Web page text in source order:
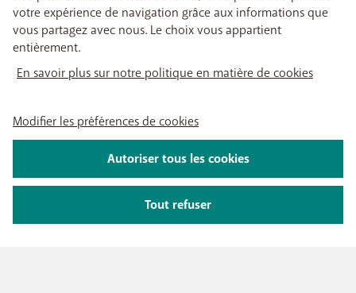
votre expérience de navigation grâce aux informations que
vous partagez avec nous. Le choix vous appartient
entièrement.
En savoir plus sur notre politique en matière de cookies
Modifier les préférences de cookies
Tout refuser
Autoriser tous les cookies